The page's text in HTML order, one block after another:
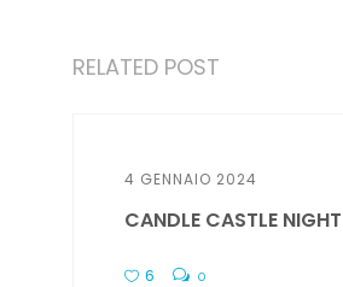
RELATED POST
4 GENNAIO 2024
CANDLE CASTLE
6 0